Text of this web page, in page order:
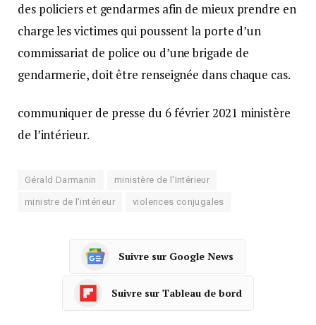
des policiers et gendarmes afin de mieux prendre en
charge les victimes qui poussent la porte d’un
commissariat de police ou d’une brigade de
gendarmerie, doit être renseignée dans chaque cas.
communiquer de presse du 6 février 2021 ministère
de l’intérieur.
Gérald Darmanin ministère de l'Intérieur
ministre de l'intérieur violences conjugales
Suivre sur Google News
Suivre sur Tableau de bord